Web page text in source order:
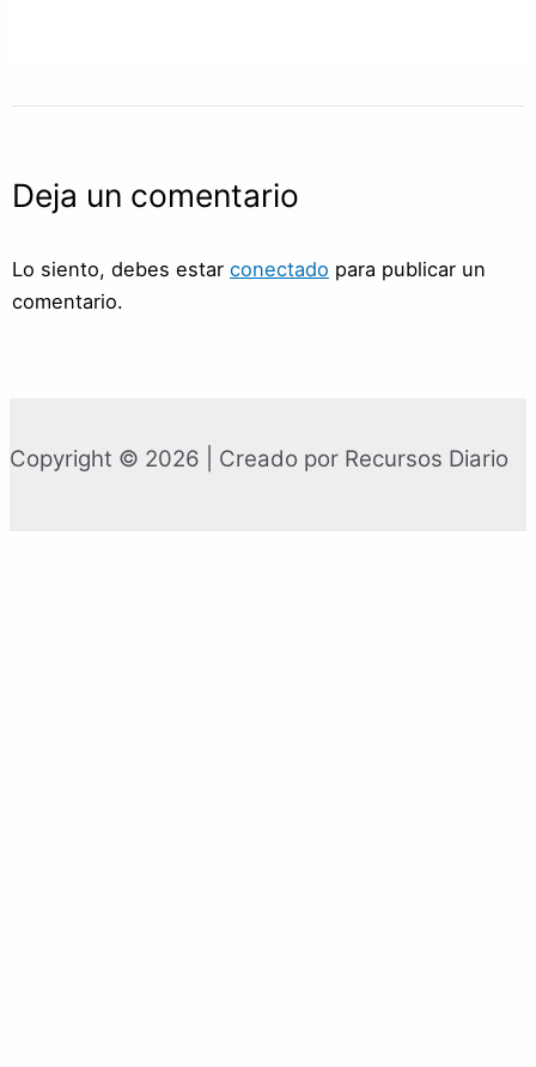
Deja un comentario
Lo siento, debes estar conectado para publicar un
comentario.
Copyright © 2026 | Creado por Recursos Diario